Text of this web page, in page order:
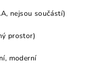
nejsou součástí)
prostor)
moderní